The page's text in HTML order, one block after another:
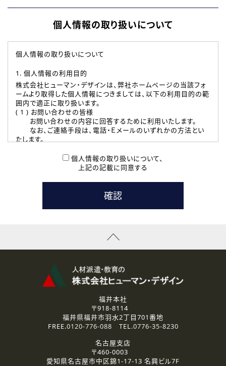
個人情報の取り扱いについて
個人情報の取り扱いについて
1. 個人情報の利用目的
株式会社ヒューマン・デザインは、弊社ホームページの当該フォ
ームより取得した個人情報につきましては、以下の利用目的の範
囲内で適正に取り扱います。
( 1 ) お問い合わせの皆様
お問い合わせの内容に回答するために利用いたします。
なお、ご連絡手段は、電話・Ｅメールのいずれかの方法とい
たします。
本登録に関するご連絡および本登録時の参考情報として利
たします。
( 3 ) スタッフ派遣を検討されている企業の皆様
お問い合わせの内容に回答するために利用いたします。
なお、ご連絡手段は、電話・Ｅメールのいずれかの方法とい
資料送付、受講相談に関するご連絡のために利用いたしま
その他、お問い合わせの内容に回答するために利用いたし
なお、ご連絡手段は、電話・Ｅメールのいずれかの方法とい
2.個人情報の第三者提供
ご提供いただいた個人情報は、法令等の規定に従う場合を除き、
3.個人情報の取り扱いの委託
弊社の定める個人情報保護の評価基準を満たした委託先に、個
個人情報の取り扱いについて、
上記の記載に同意する
福井本社
〒918-8114
福井県福井市羽水2丁目701番地
FREE.0120-776-088 TEL.0776-35-8230
名古屋支店
〒460-0003
愛知県名古屋市中区錦1-17-13 名興ビル7F